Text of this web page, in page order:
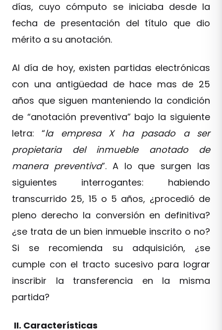
días, cuyo cómputo se iniciaba desde la
fecha de presentación del título que dio
mérito a su anotación.
Al día de hoy, existen partidas electrónicas
con una antigüedad de hace mas de 25
años que siguen manteniendo la condición
de “anotación preventiva” bajo la siguiente
letra: “la empresa X ha pasado a ser
propietaria del inmueble anotado de
manera preventiva”. A lo que surgen las
siguientes interrogantes: habiendo
transcurrido 25, 15 o 5 años, ¿procedió de
pleno derecho la conversión en definitiva?
¿se trata de un bien inmueble inscrito o no?
Si se recomienda su adquisición, ¿se
cumple con el tracto sucesivo para lograr
inscribir la transferencia en la misma
partida?
II. Características